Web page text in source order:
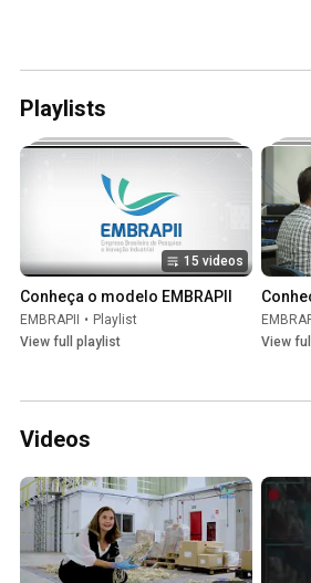
Playlists
15 videos
Conheça o modelo EMBRAPII
EMBRAPII • Playlist
View full playlist
View
Videos